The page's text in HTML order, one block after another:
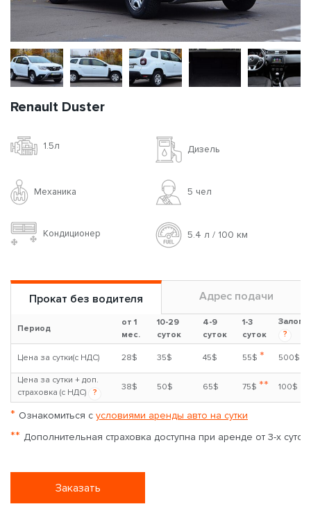
Renault Duster
1.5л Дизель
Механика 5 чел
Кондиционер 5.4 л / 100 км
Прокат без водителя Адрес подачи
Период
от 1
мес.
10-29
суток
4-9
суток
1-3
суток
Залог
?
Цена за сутки(с НДС) 28$ 35$ 45$ 55$ * 500$
Цена за сутки + доп.
страховка (с НДС)
?
38$ 50$ 65$ 75$ ** 100$
* Ознакомиться с условиями аренды авто на сутки
** Дополнительная страховка доступна при аренде от 3-х суток
Заказать